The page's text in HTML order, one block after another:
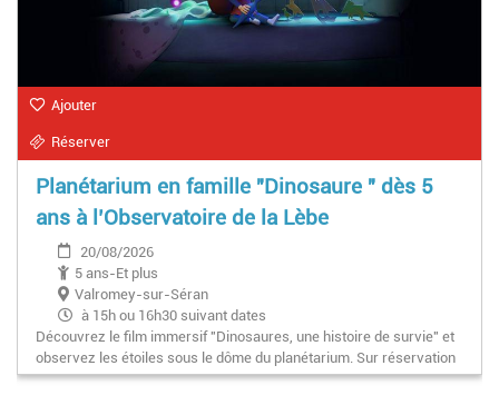
Ajouter
Réserver
Planétarium en famille "Dinosaure " dès 5
ans à l’Observatoire de la Lèbe
20/08/2026
5 ans-Et plus
Valromey-sur-Séran
à 15h ou 16h30 suivant dates
Découvrez le film immersif "Dinosaures, une histoire de survie" et
observez les étoiles sous le dôme du planétarium. Sur réservation